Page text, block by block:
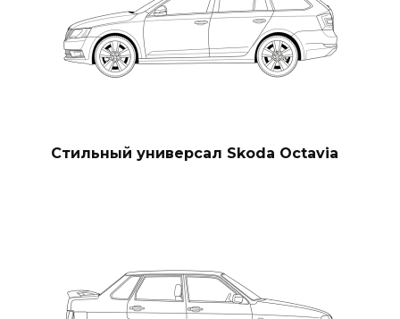
Стильный универсал Skoda Octavia